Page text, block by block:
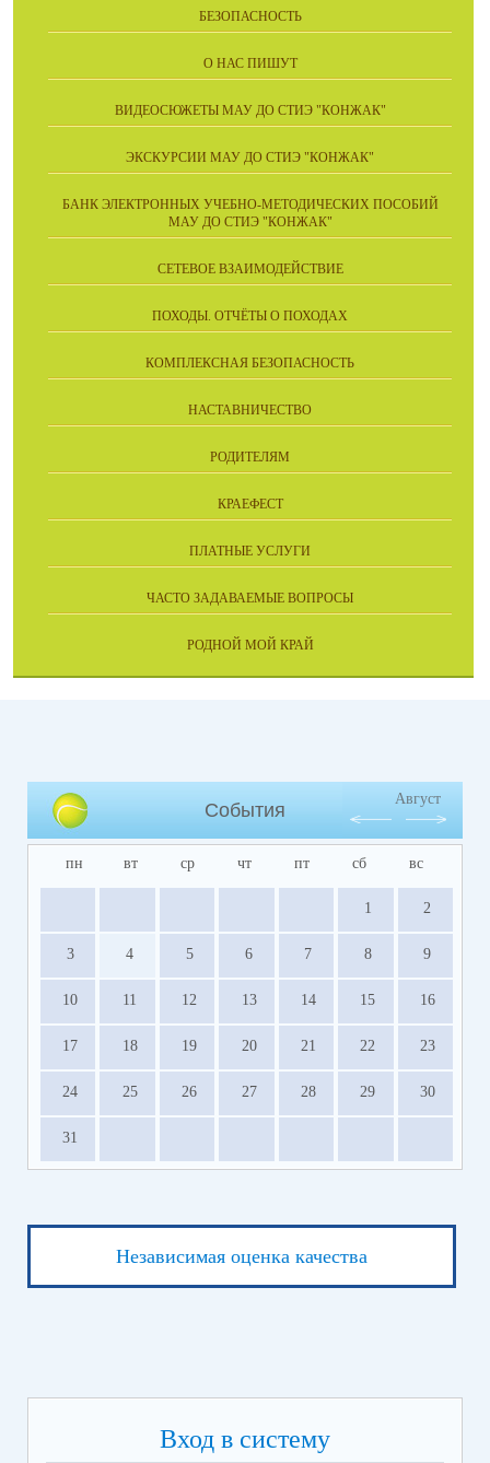
БЕЗОПАСНОСТЬ
О НАС ПИШУТ
ВИДЕОСЮЖЕТЫ МАУ ДО СТИЭ "КОНЖАК"
ЭКСКУРСИИ МАУ ДО СТИЭ "КОНЖАК"
БАНК ЭЛЕКТРОННЫХ УЧЕБНО-МЕТОДИЧЕСКИХ ПОСОБИЙ
МАУ ДО СТИЭ "КОНЖАК"
СЕТЕВОЕ ВЗАИМОДЕЙСТВИЕ
ПОХОДЫ. ОТЧЁТЫ О ПОХОДАХ
КОМПЛЕКСНАЯ БЕЗОПАСНОСТЬ
НАСТАВНИЧЕСТВО
РОДИТЕЛЯМ
КРАЕФЕСТ
ПЛАТНЫЕ УСЛУГИ
ЧАСТО ЗАДАВАЕМЫЕ ВОПРОСЫ
РОДНОЙ МОЙ КРАЙ
События
Август
пн вт ср чт пт сб вс
1 2
3 4 5 6 7 8 9
10 11 12 13 14 15 16
17 18 19 20 21 22 23
24 25 26 27 28 29 30
31
Независимая оценка качества
Вход в систему